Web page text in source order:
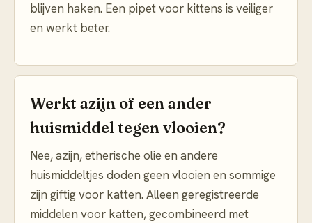
blijven haken. Een pipet voor kittens is veiliger
en werkt beter.
Werkt azijn of een ander
huismiddel tegen vlooien?
Nee, azijn, etherische olie en andere
huismiddeltjes doden geen vlooien en sommige
zijn giftig voor katten. Alleen geregistreerde
middelen voor katten, gecombineerd met